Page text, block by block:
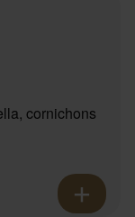
cornichons